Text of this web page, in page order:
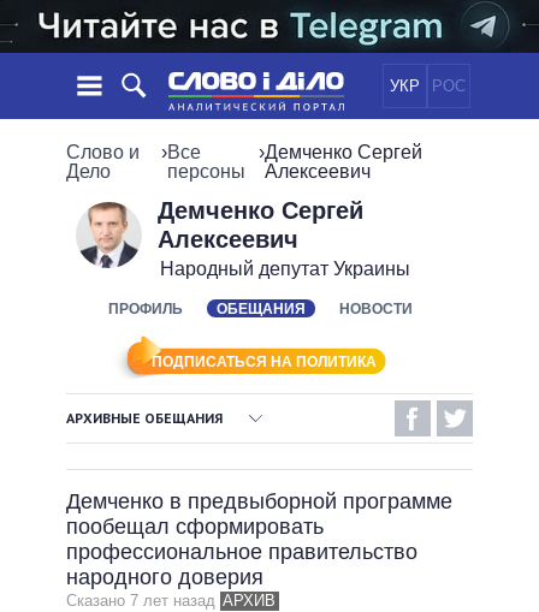
УКР РОС
НОВОСТИ
ЛЕНТА
СОБЫТИЯ
МНЕНИЯ
ОБЗОРЫ
ДАЙДЖЕСТЫ
ПОЛИТИКА
ЭКОНОМИКА
ОБЩЕСТВО
МИР
ОБЕЩАНИЯ
ПОЛИТИКИ
ВСЕ ПОЛИТИКИ
ПРЕЗИДЕНТ И ОФИС
ВЕРХОВНАЯ РАДА
КАБИНЕТ МИНИСТРОВ
ВСЕ ПЕРСОНЫ
ИНФОГРАФИКА
ВИДЕО
ПОДДЕРЖАТЬ
СРАВНЕНИЕ ПОЛИТИКОВ
Слово и
Дело
›Все
персоны
›Демченко Сергей
Алексеевич
Демченко Сергей
Алексеевич
Народный депутат Украины
ПРОФИЛЬ ОБЕЩАНИЯ НОВОСТИ
ПОДПИСАТЬСЯ НА ПОЛИТИКА
АРХИВНЫЕ ОБЕЩАНИЯ
НЕВЫПОЛНЕННЫЕ ОБЕЩАНИЯ
ОБЕЩАНИЯ В ПРОЦЕССЕ
ВСЕ ОБЕЩАНИЯ
Демченко в предвыборной программе
пообещал сформировать
профессиональное правительство
народного доверия
Сказано 7 лет назад АРХИВ